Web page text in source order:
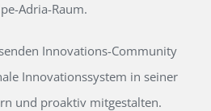
Adria-Raum.
Innovations-Community
Innovationssystem in seiner
und proaktiv mitgestalten.